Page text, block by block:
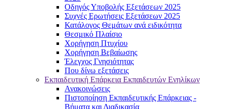
Οδηγός Υποβολής Εξετάσεων 2025
Συχνές Ερωτήσεις Εξετάσεων 2025
Κατάλογος Θεμάτων ανά ειδικότητα
Θεσμικό Πλαίσιο
Χορήγηση Πτυχίου
Χορήγηση Βεβαίωσης
Έλεγχος Γνησιότητας
Που δίνω εξετάσεις
Εκπαιδευτική Επάρκεια Εκπαιδευτών Ενηλίκων
Ανακοινώσεις
Πιστοποίηση Εκπαιδευτικής Επάρκειας -
Βήματα και Διαδικασία